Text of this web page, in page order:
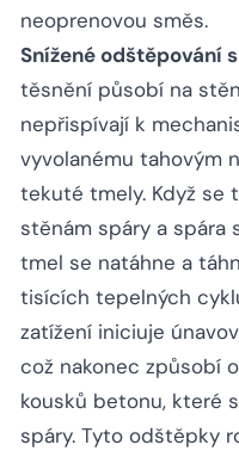
neoprenovou směs.
Snížené odštěpování
těsnění působí na
nepřispívají k
vyvolanému tahovým
tekuté tmely. Když se
stěnám spáry a spára
tmel se natáhne a
tisících tepelných
zatížení iniciuje
což nakonec způsobí
kousků betonu, které
spáry. Tyto odštěpky